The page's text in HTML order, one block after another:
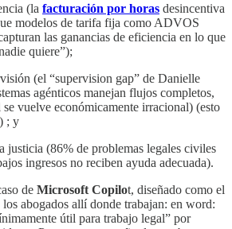
(la facturación por horas desincentiva
modelos de tarifa fija como ADVOS
las ganancias de eficiencia en lo que
quiere”);
(el “supervision gap” de Danielle
agénticos manejan flujos completos,
vuelve económicamente irracional) (esto
) ; y
justicia (86% de problemas legales civiles
ingresos no reciben ayuda adecuada).
de Microsoft Copilot, diseñado como el
los abogados allí donde trabajan: en word:
útil para trabajo legal” por